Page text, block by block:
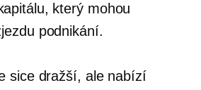
který mohou
podnikání.
sice dražší, ale nabízí